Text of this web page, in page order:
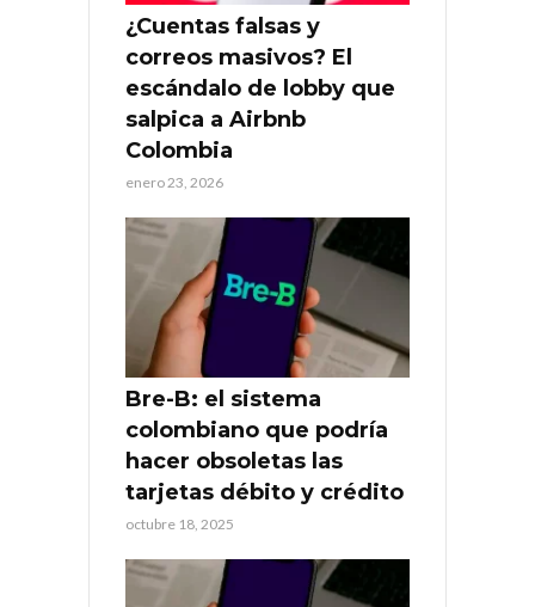
¿Cuentas falsas y
correos masivos? El
escándalo de lobby que
salpica a Airbnb
Colombia
enero 23, 2026
Bre-B: el sistema
colombiano que podría
hacer obsoletas las
tarjetas débito y crédito
octubre 18, 2025